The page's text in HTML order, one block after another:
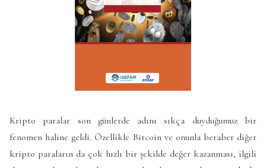
Kripto paralar son günlerde adını sıkça duyduğumuz bir
fenomen haline geldi. Özellikle Bitcoin ve onunla beraber diğer
kripto paraların da çok hızlı bir şekilde değer kazanması, ilgili